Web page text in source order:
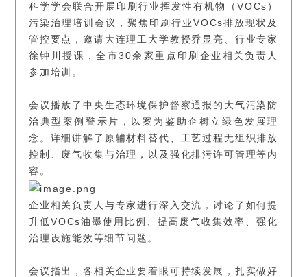
科学学会联合开展印刷行业挥发性有机物（VOCs）
污染治理培训会议，聚焦印刷行业VOCs排放现状及
管控要点，邀请大连理工大学教授乔显亮、行业专家
徐钟川授课，全市30余家重点印刷企业相关负责人
参加培训。
会议播放了中央生态环境保护督察通报的大气污染防
治典型案例警示片，以案为鉴助企树立绿色发展理
念。详细讲解了原辅材料替代、工艺过程无组织排放
控制、废气收集与治理，以及强化排污许可管理等内
容。
企业相关负责人与专家进行深入交流，讨论了如何提
升低VOCs油墨使用比例、提高废气收集效率、强化
治理设施能效等细节问题。
会议指出，各相关企业要着眼可持续发展，扎实做好